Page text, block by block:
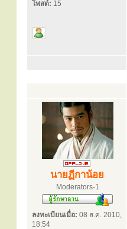
โพสต์: 15
นายฏีกาน้อย
Moderators-1
ลงทะเบียนเมื่อ: 08 ส.ค. 2010,
18:54